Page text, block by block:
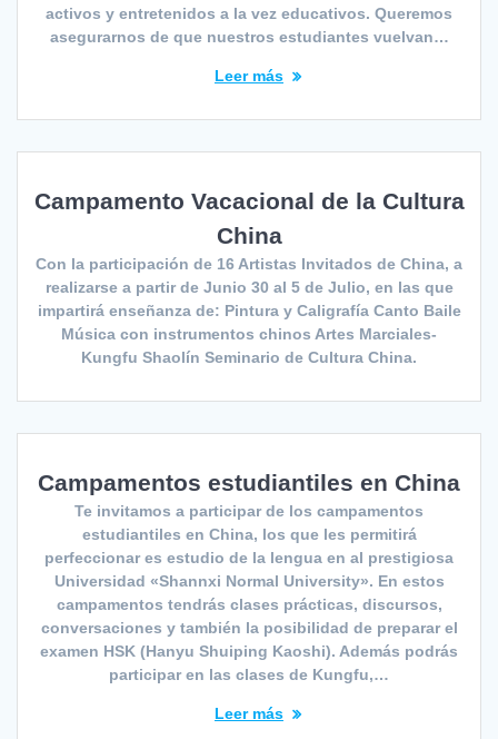
activos y entretenidos a la vez educativos. Queremos
asegurarnos de que nuestros estudiantes vuelvan…
Leer más
Campamento Vacacional de la Cultura
China
Con la participación de 16 Artistas Invitados de China, a
realizarse a partir de Junio 30 al 5 de Julio, en las que
impartirá enseñanza de: Pintura y Caligrafía Canto Baile
Música con instrumentos chinos Artes Marciales-
Kungfu Shaolín Seminario de Cultura China.
Campamentos estudiantiles en China
Te invitamos a participar de los campamentos
estudiantiles en China, los que les permitirá
perfeccionar es estudio de la lengua en al prestigiosa
Universidad «Shannxi Normal University». En estos
campamentos tendrás clases prácticas, discursos,
conversaciones y también la posibilidad de preparar el
examen HSK (Hanyu Shuiping Kaoshi). Además podrás
participar en las clases de Kungfu,…
Leer más